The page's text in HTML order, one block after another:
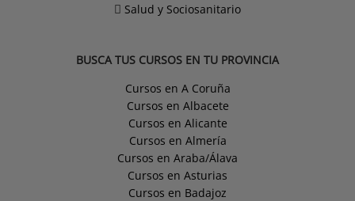
Salud y Sociosanitario
BUSCA TUS CURSOS EN TU PROVINCIA
Cursos en A Coruña
Cursos en Albacete
Cursos en Alicante
Cursos en Almería
Cursos en Araba/Álava
Cursos en Asturias
Cursos en Badajoz